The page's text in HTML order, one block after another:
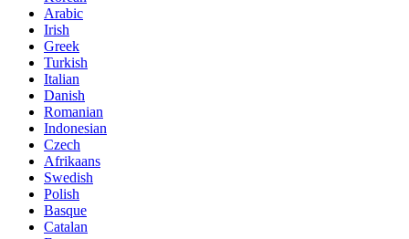
Arabic
Irish
Greek
Turkish
Italian
Danish
Romanian
Indonesian
Czech
Afrikaans
Swedish
Polish
Basque
Catalan